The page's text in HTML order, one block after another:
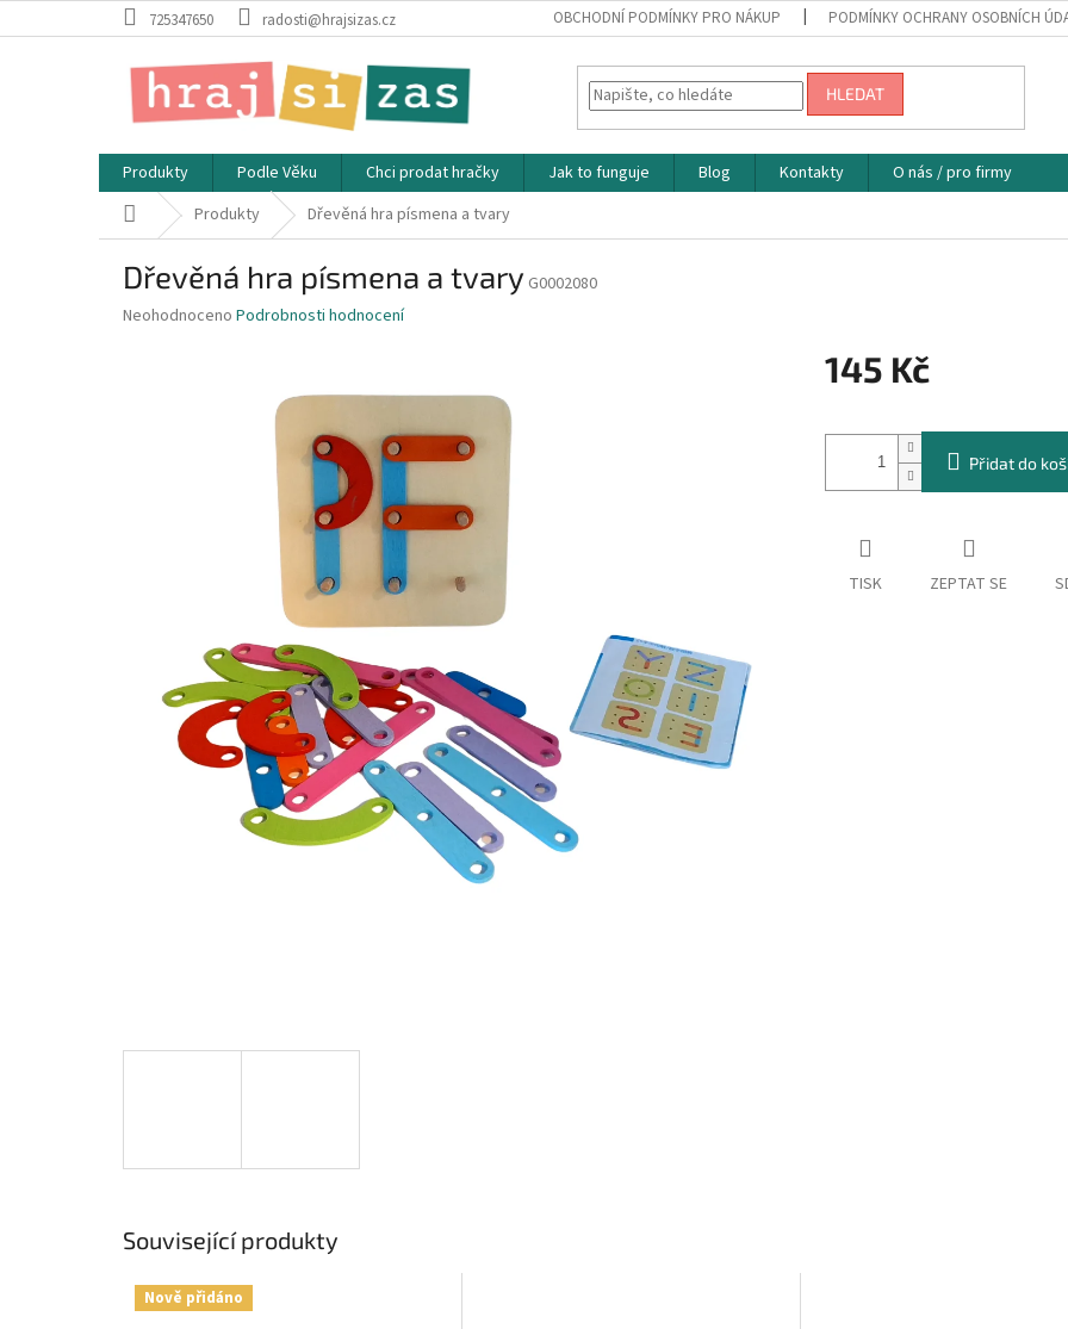
na
725347650 radosti@hrajsizas.cz OBCHODNÍ PODMÍNKY PRO NÁKUP PODMÍNKY OCHRANY OSOBNÍCH
HLEDAT
Produkty Podle Věku Chci prodat hračky Jak to funguje Blog Kontakty
O nás / pro firmy
Domů Produkty Dřevěná hra písmena a tvary
Dřevěná hra písmena a tvary G0002080
Průměrné
Neohodnoceno Podrobnosti hodnocení
145 Kč
cena:
Přidat do
TISK ZEPTAT SE
Související produkty
Nově přidáno